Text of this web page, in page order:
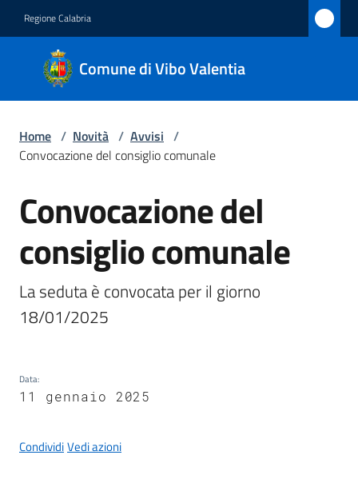
Regione Calabria
Comune di Vibo Valentia
Comune
di Vibo
Valentia
Novità
Servizi
Vivere
Vibo
A
Home / Novità / Avvisi /
Convocazione del consiglio comunale
Salta al contenuto
Convocazione del
consiglio comunale
La seduta è convocata per il giorno
18/01/2025
Data:
11 gennaio 2025
CondividiVedi azioni